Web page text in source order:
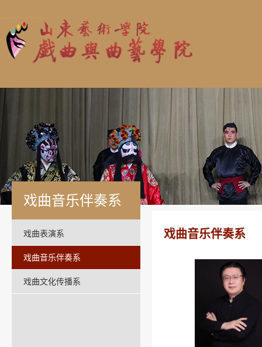
戏曲音乐伴奏系
戏曲表演系
戏曲音乐伴奏系
戏曲文化传播系
戏曲音乐伴奏系